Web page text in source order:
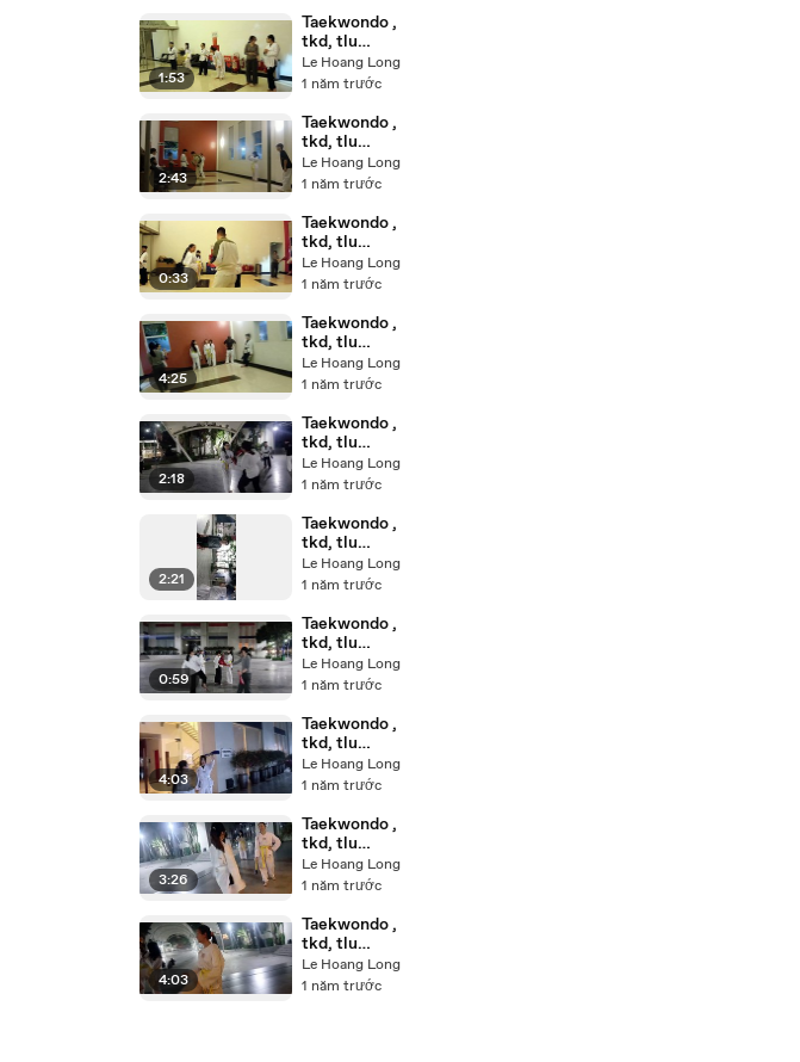
1:53
Taekwondo ,
tkd, tlu
20250224_18
3124
Le Hoang Long
1 năm trước
2:43
Taekwondo ,
tkd, tlu
20250224_18
4411
Le Hoang Long
1 năm trước
0:33
Taekwondo ,
tkd, tlu
20250224_19
0342
Le Hoang Long
1 năm trước
4:25
Taekwondo ,
tkd, tlu
20250224_19
0859
Le Hoang Long
1 năm trước
2:18
Taekwondo ,
tkd, tlu
20250224_19
2320
Le Hoang Long
1 năm trước
2:21
Taekwondo ,
tkd, tlu
20250224_19
5526
Le Hoang Long
1 năm trước
0:59
Taekwondo ,
tkd, tlu
20250224_19
5224
Le Hoang Long
1 năm trước
4:03
Taekwondo ,
tkd, tlu
20250227_19
2011
Le Hoang Long
1 năm trước
3:26
Taekwondo ,
tkd, tlu
20250227_19
3327
Le Hoang Long
1 năm trước
4:03
Taekwondo ,
tkd, tlu
20250227_19
2757
Le Hoang Long
1 năm trước